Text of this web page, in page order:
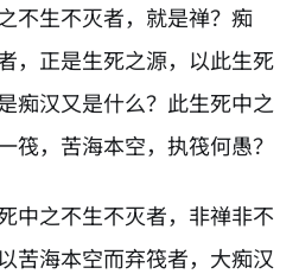
不生不灭者，就是禅？痴
，正是生死之源，以此生死
痴汉又是什么？此生死中之
筏，苦海本空，执筏何愚？
中之不生不灭者，非禅非不
苦海本空而弃筏者，大痴汉